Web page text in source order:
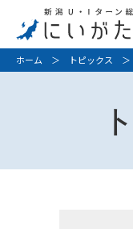
ホーム ＞ トピックス ＞